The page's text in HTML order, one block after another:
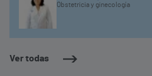
Ver todas
Obstetricia y ginecología